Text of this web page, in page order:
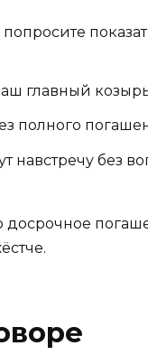
главный
полного
без
досрочное